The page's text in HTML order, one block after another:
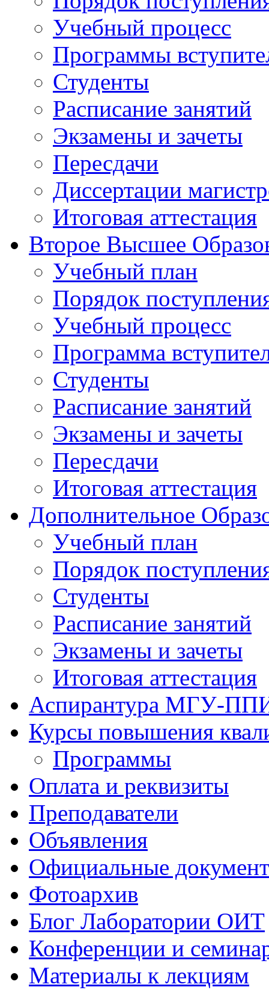
Учебный процесс
Программы
Студенты
Расписание занятий
Экзамены и зачеты
Пересдачи
Диссертации
Итоговая аттестация
Второе Высшее
Учебный план
Порядок
Учебный процесс
Программа
Студенты
Расписание занятий
Экзамены и зачеты
Пересдачи
Итоговая аттестация
Дополнительное
Учебный план
Порядок
Студенты
Расписание занятий
Экзамены и зачеты
Итоговая аттестация
Аспирантура МГУ-
Курсы повышения
Программы
Оплата и реквизиты
Преподаватели
Объявления
Официальные
Фотоархив
Блог Лаборатории ОИТ
Конференции и
Материалы к лекциям